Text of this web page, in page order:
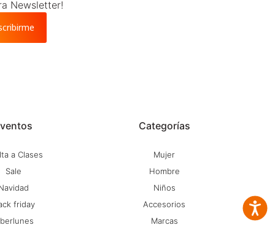
a Clases
Sale
friday
Categorías
Mujer
Hombre
Niños
Accesorios
Marcas
Newsletter!